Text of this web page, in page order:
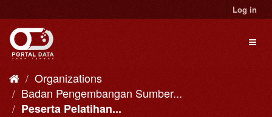
to
content
Log in
Organizations
Badan Pengembangan Sumber...
Peserta Pelatihan...